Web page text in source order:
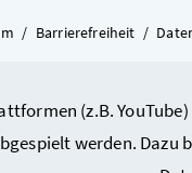
(z.B.
werden. Dazu
/ Barrierefreiheit /